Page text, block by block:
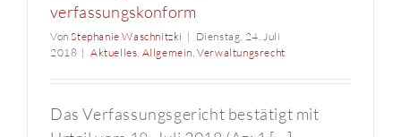
verfassungskonform
VonStephanie Waschnitzki | Dienstag, 24. Juli
2018 | Aktuelles, Allgemein,Verwaltungsrecht
Das Verfassungsgericht bestätigt mit